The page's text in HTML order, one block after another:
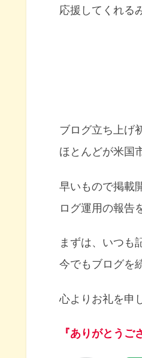
応援してくれる
ブログ立ち上げ
ほとんどが米国
早いもので掲載
ログ運用の報告
まずは、いつも
今でもブログを
心よりお礼を申
『ありがとうご